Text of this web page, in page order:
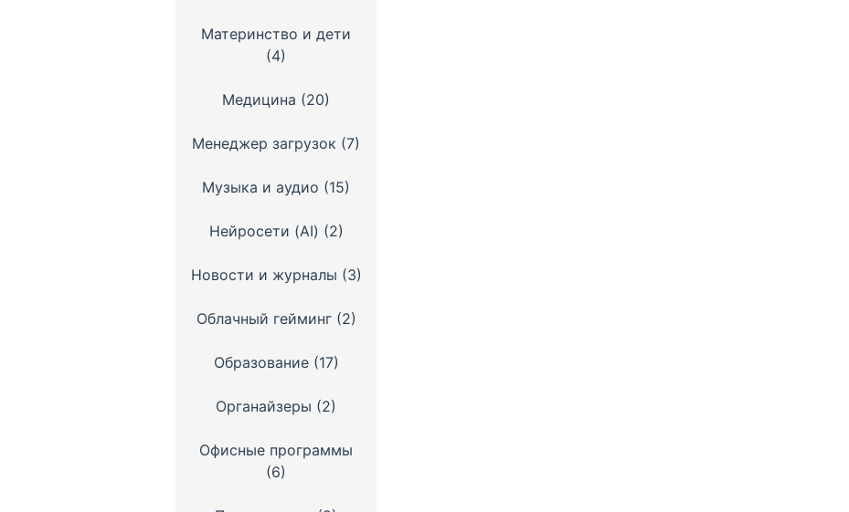
Материнство и дети
(4)
Медицина (20)
Менеджер загрузок (7)
Музыка и аудио (15)
Нейросети (AI) (2)
Новости и журналы (3)
Облачный гейминг(2)
Образование(17)
Органайзеры (2)
Офисные программы
(6)